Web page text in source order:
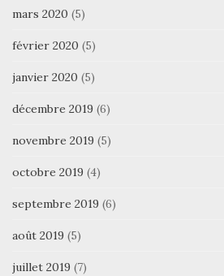
mars 2020 (5)
février 2020 (5)
janvier 2020 (5)
décembre 2019 (6)
novembre 2019 (5)
octobre 2019 (4)
septembre 2019 (6)
août 2019 (5)
juillet 2019 (7)